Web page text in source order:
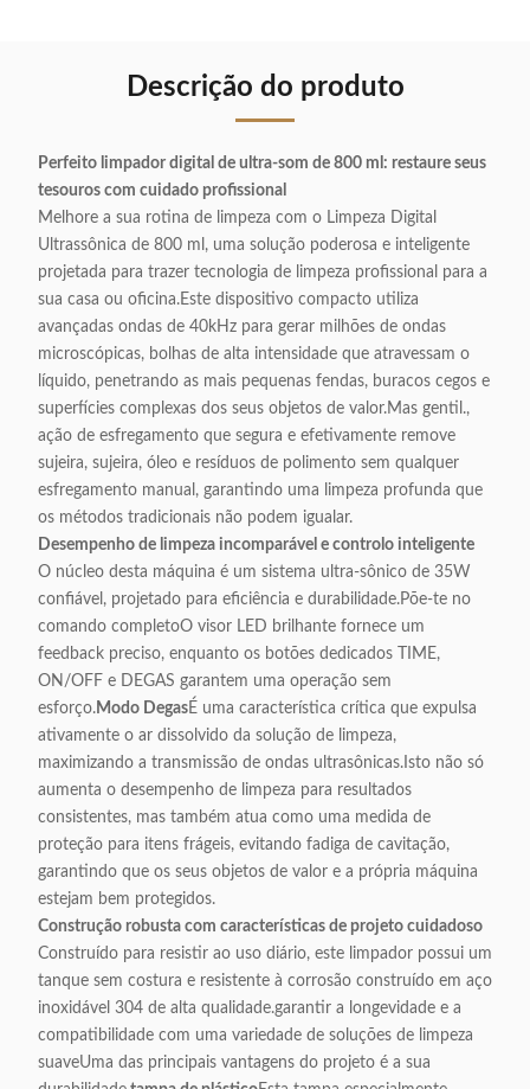
Descrição do produto
Perfeito limpador digital de ultra-som de 800 ml: restaure seus
tesouros com cuidado profissional
Melhore a sua rotina de limpeza com o Limpeza Digital
Ultrassônica de 800 ml, uma solução poderosa e inteligente
projetada para trazer tecnologia de limpeza profissional para a
sua casa ou oficina.Este dispositivo compacto utiliza
avançadas ondas de 40kHz para gerar milhões de ondas
microscópicas, bolhas de alta intensidade que atravessam o
líquido, penetrando as mais pequenas fendas, buracos cegos e
superfícies complexas dos seus objetos de valor.Mas gentil.,
ação de esfregamento que segura e efetivamente remove
sujeira, sujeira, óleo e resíduos de polimento sem qualquer
esfregamento manual, garantindo uma limpeza profunda que
os métodos tradicionais não podem igualar.
Desempenho de limpeza incomparável e controlo inteligente
O núcleo desta máquina é um sistema ultra-sônico de 35W
confiável, projetado para eficiência e durabilidade.Põe-te no
comando completoO visor LED brilhante fornece um
feedback preciso, enquanto os botões dedicados TIME,
ON/OFF e DEGAS garantem uma operação sem
esforço.Modo DegasÉ uma característica crítica que expulsa
ativamente o ar dissolvido da solução de limpeza,
maximizando a transmissão de ondas ultrasônicas.Isto não só
aumenta o desempenho de limpeza para resultados
consistentes, mas também atua como uma medida de
proteção para itens frágeis, evitando fadiga de cavitação,
garantindo que os seus objetos de valor e a própria máquina
estejam bem protegidos.
Construção robusta com características de projeto cuidadoso
Construído para resistir ao uso diário, este limpador possui um
tanque sem costura e resistente à corrosão construído em aço
inoxidável 304 de alta qualidade.garantir a longevidade e a
compatibilidade com uma variedade de soluções de limpeza
suaveUma das principais vantagens do projeto é a sua